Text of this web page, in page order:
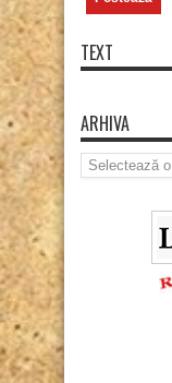
TEXT
ARHIVA
Arhiva